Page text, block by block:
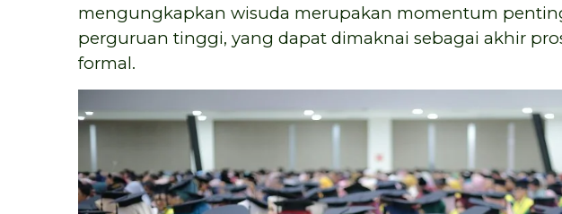
mengungkapkan wisuda merupakan momentum
perguruan tinggi, yang dapat dimaknai sebagai akhir
formal.